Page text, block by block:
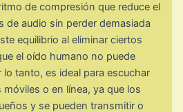
de compresión que reduce el
de audio sin perder demasiada
equilibrio al eliminar ciertos
el oído humano no puede
lo tanto, es ideal para escuchar
o en línea, ya que los
y se pueden transmitir o